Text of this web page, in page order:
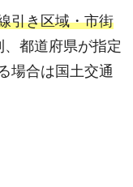
引き区域・市街
都道府県が指定
場合は国土交通